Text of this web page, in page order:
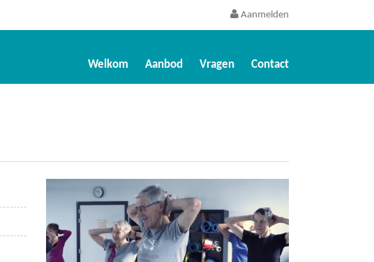
Aanmelden
Welkom Aanbod Vragen Contact